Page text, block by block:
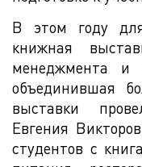
В этом году
книжная
менеджмента и
объединившая
выставки
Евгения
студентов с